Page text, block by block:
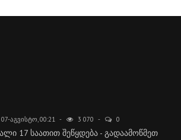
07-ᲐᲒᲕᲘᲡᲢᲝ, 00:21 3 070 0
17 საათით შეწყდება - გადაამოწმეთ